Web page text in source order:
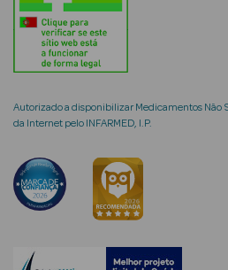
Criança
Ver Tudo
Autorizado a disponibilizar Medicamentos Não
da Internet pelo INFARMED, I.P.